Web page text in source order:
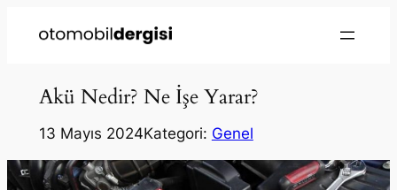
Akü Nedir? Ne İşe Yarar?
13 Mayıs 2024Kategori: Genel